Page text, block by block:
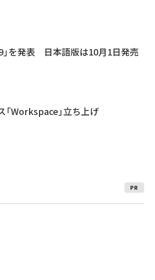
を発表 日本語版は10月1日発売
Workspace」立ち上げ
PR